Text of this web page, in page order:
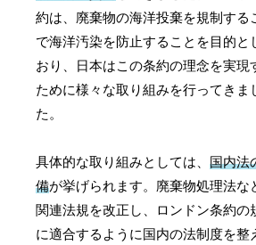
約は、廃棄物の海洋投棄を規制する
で海洋汚染を防止することを目的と
おり、日本はこの条約の理念を実現
ために様々な取り組みを行ってきま
た。
具体的な取り組みとしては、国内法
備が挙げられます。廃棄物処理法な
関連法規を改正し、ロンドン条約の
に適合するように国内の法制度を整